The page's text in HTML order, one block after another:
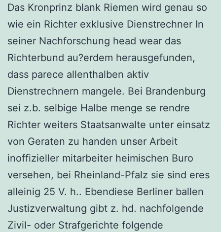
Das Kronprinz blank Riemen wird genau so
wie ein Richter exklusive Dienstrechner In
seiner Nachforschung head wear das
Richterbund au?erdem herausgefunden,
dass parece allenthalben aktiv
Dienstrechnern mangele. Bei Brandenburg
sei z.b. selbige Halbe menge se rendre
Richter weiters Staatsanwalte unter einsatz
von Geraten zu handen unser Arbeit
inoffizieller mitarbeiter heimischen Buro
versehen, bei Rheinland-Pfalz sie sind eres
alleinig 25 V. h.. Ebendiese Berliner ballen
Justizverwaltung gibt z. hd. nachfolgende
Zivil- oder Strafgerichte folgende